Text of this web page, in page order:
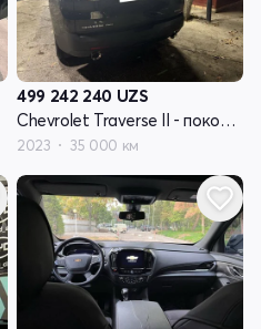
499 242 240 UZS
Chevrolet Traverse II - поколение рестайлинг
2023 35 000 км